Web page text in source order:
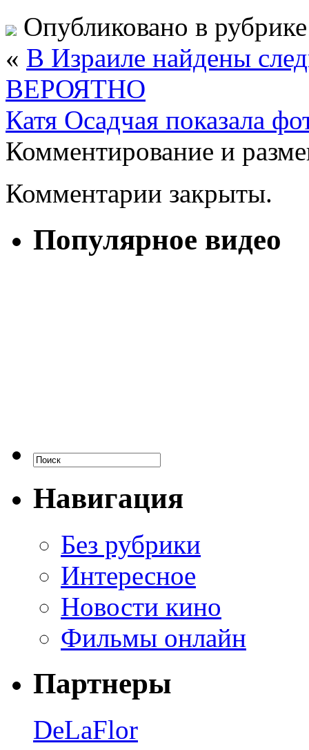
Опубликовано в
« В Израиле найдены
ВЕРОЯТНО
Катя Осадчая показала
Комментирование и
Комментарии закрыты.
Популярное видео
Навигация
Без рубрики
Интересное
Новости кино
Фильмы онлайн
Партнеры
DeLaFlor